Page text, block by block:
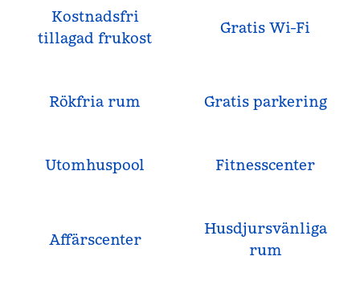
Kostnadsfri
tillagad frukost
Gratis Wi-Fi
Rökfria rum Gratis parkering
Utomhuspool Fitnesscenter
Affärscenter
Husdjursvänliga
rum